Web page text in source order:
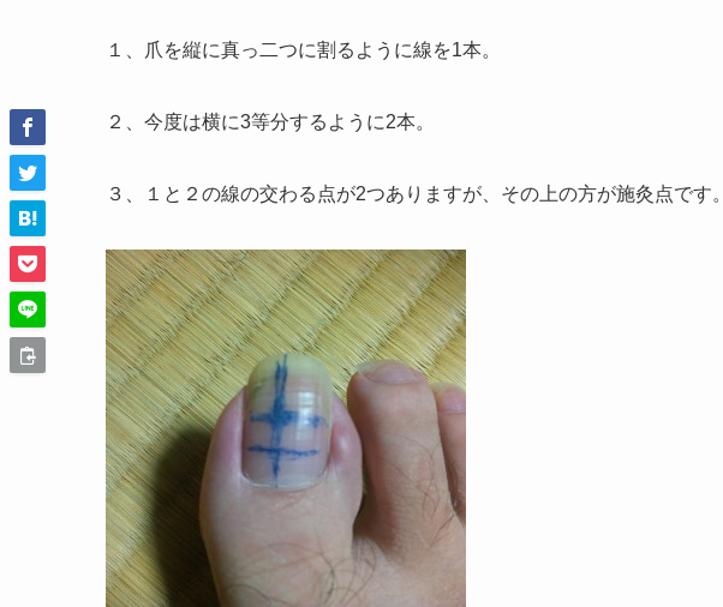
１、爪を縦に真っ二つに割るように線を1本。
２、今度は横に3等分するように2本。
３、１と２の線の交わる点が2つありますが、その上の方が施灸点です。